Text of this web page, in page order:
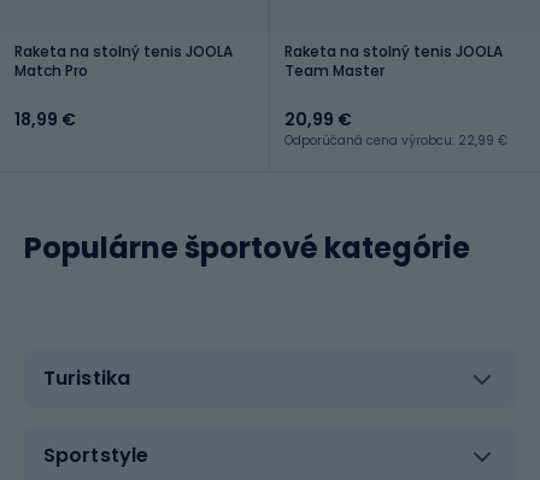
Raketa na stolný tenis JOOLA
Match Pro
18,99 €
Raketa na stolný tenis JOOLA
Team Master
20,99 €
Odporúčaná cena výrobcu: 22,99 €
Populárne športové kategórie
Turistika
Sportstyle